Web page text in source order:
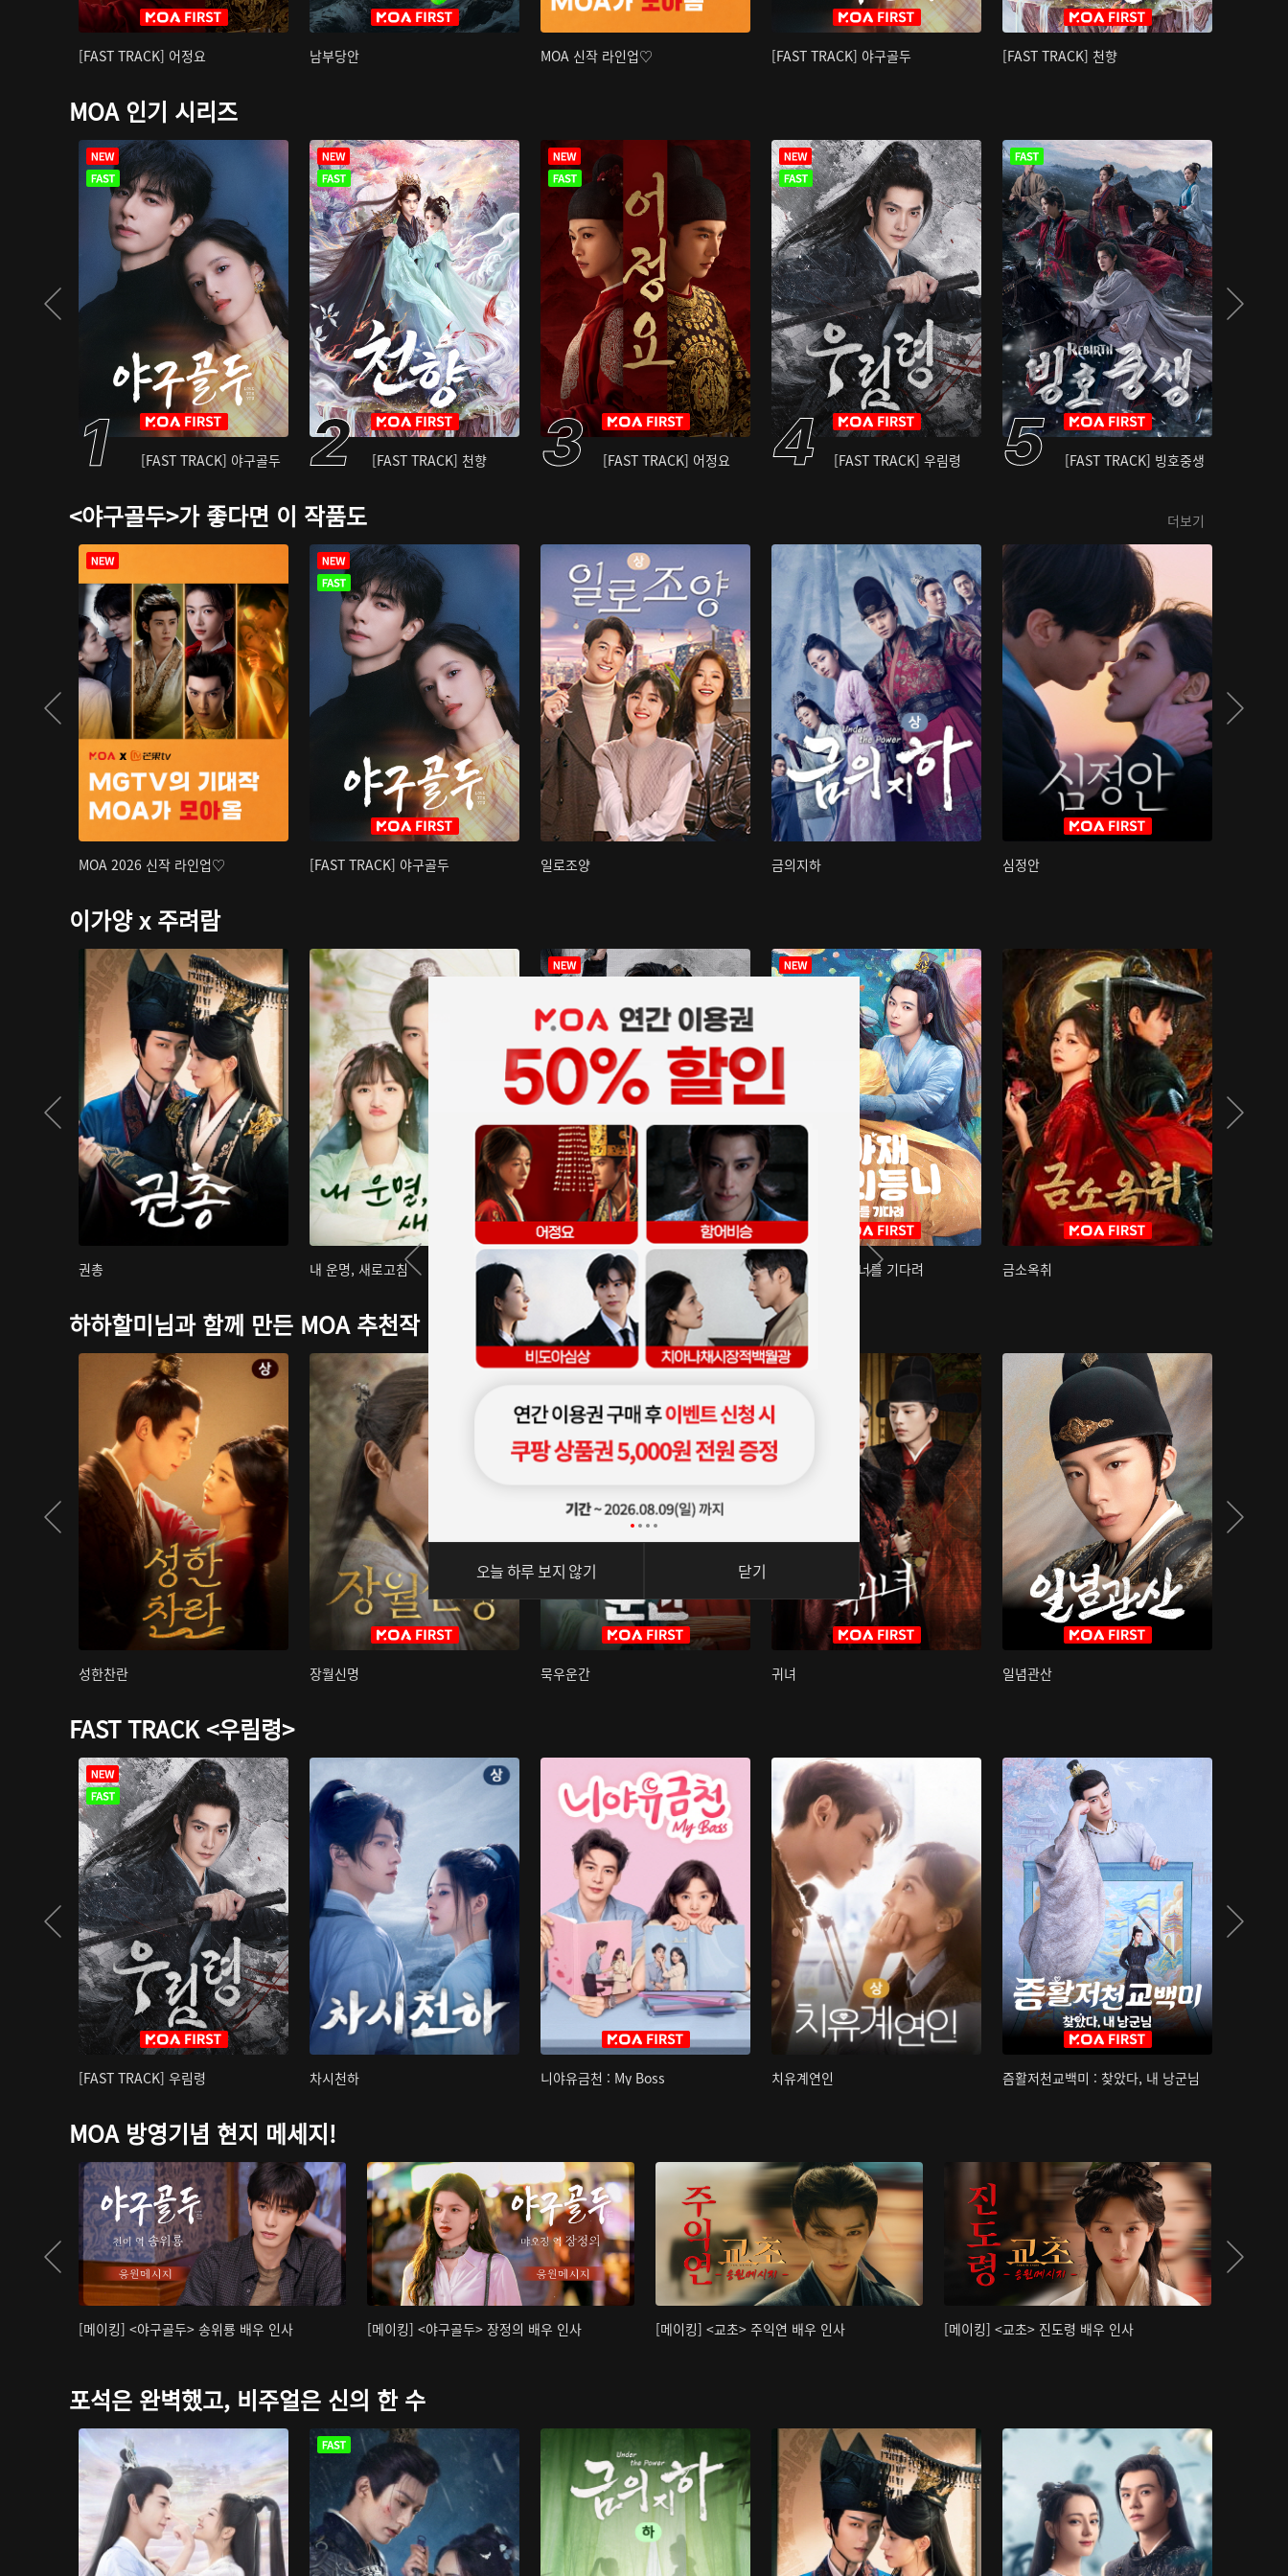
[FAST TRACK] 어정요 남부당안 MOA 신작 라인업♡ [FAST TRACK] 야구골두 [FAST TRACK] 천향
MOA 인기 시리즈
[FAST TRACK] 야구골두 [FAST TRACK] 천향 [FAST TRACK] 어정요 [FAST TRACK] 우림령 [FAST TRACK] 빙호중생
<야구골두>가 좋다면 이 작품도 더보기
MOA 2026 신작 라인업♡ [FAST TRACK] 야구골두 일로조양 금의지하 심정안
이가양 x 주려람
권총 내 운명, 새로고침 아재저리등니 : 너를 기다려 금소옥취
하하할미님과 함께 만든 MOA 추천작
성한찬란 장월신명 묵우운간 귀녀 일념관산
FAST TRACK <우림령>
[FAST TRACK] 우림령 차시천하 니야유금천 : My Boss 치유계연인 즘활저천교백미 : 찾았다, 내 낭군님
MOA 방영기념 현지 메세지!
[메이킹] <야구골두> 송위룡 배우 인사 [메이킹] <야구골두> 장정의 배우 인사 [메이킹] <교초> 주익연 배우 인사 [메이킹] <교초> 진도령 배우 인사
포석은 완벽했고, 비주얼은 신의 한 수
오늘 하루 보지 않기 닫기